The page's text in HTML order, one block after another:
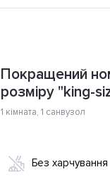
Покращений
розміру "king-
1 кімната, 1 санвузол
Без харчування